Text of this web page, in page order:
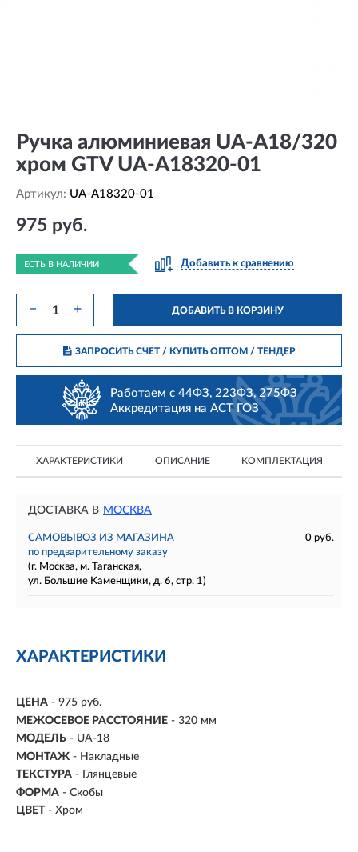
Ручка алюминиевая UA-A18/320
хром GTV UA-A18320-01
Артикул: UA-A18320-01
975 руб.
ЕСТЬ В НАЛИЧИИ Добавить к сравнению
− + ДОБАВИТЬ В КОРЗИНУ
ЗАПРОСИТЬ СЧЕТ / КУПИТЬ ОПТОМ/ ТЕНДЕР
Работаем с 44ФЗ, 223ФЗ, 275ФЗ
Аккредитация на АСТ ГОЗ
ХАРАКТЕРИСТИКИ ОПИСАНИЕ КОМПЛЕКТАЦИЯ
ДОСТАВКА В МОСКВА
САМОВЫВОЗ ИЗ МАГАЗИНА
0 руб.
по предварительному заказу
(г. Москва, м. Таганская,
ул. Большие Каменщики, д. 6, стр. 1)
ХАРАКТЕРИСТИКИ
ЦЕНА - 975 руб.
МЕЖОСЕВОЕ РАССТОЯНИЕ - 320 мм
МОДЕЛЬ - UA-18
МОНТАЖ - Накладные
ТЕКСТУРА - Глянцевые
ФОРМА - Скобы
ЦВЕТ - Хром